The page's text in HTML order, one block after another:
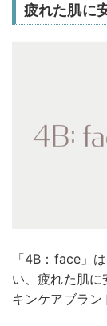
疲れた肌に
「4B：face」
い、疲れた肌
キンケアブラン